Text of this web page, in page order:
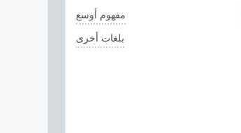
مفهوم أوسع
بلغات أخرى